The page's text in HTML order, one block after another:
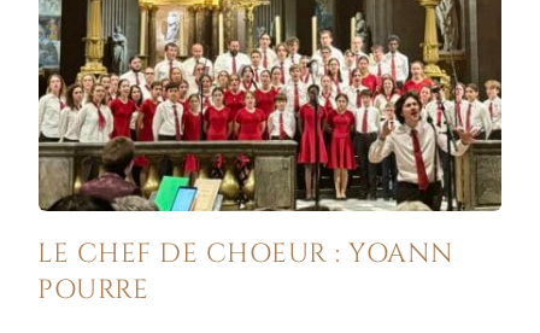
LE CHEF DE CHOEUR : YOANN
POURRE